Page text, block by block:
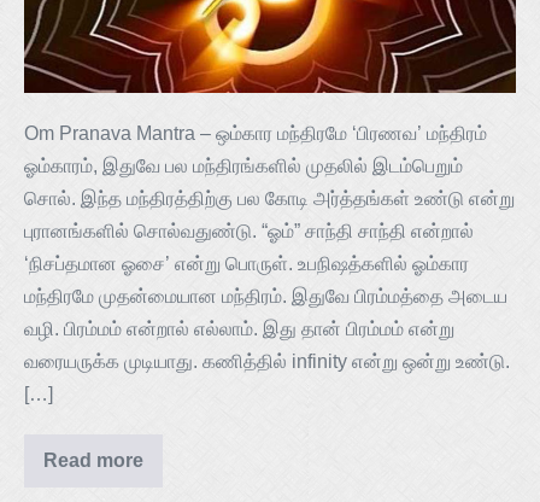
Om Pranava Mantra – ஒம்கார மந்திரமே ‘பிரணவ’ மந்திரம்
ஓம்காரம், இதுவே பல மந்திரங்களில் முதலில் இடம்பெறும்
சொல். இந்த மந்திரத்திற்கு பல கோடி அர்த்தங்கள் உண்டு என்று
புரானங்களில் சொல்வதுண்டு. “ஓம்” சாந்தி சாந்தி என்றால்
‘நிசப்தமான ஓசை’ என்று பொருள். உபநிஷத்களில் ஓம்கார
மந்திரமே முதன்மையான மந்திரம். இதுவே பிரம்மத்தை அடைய
வழி. பிரம்மம் என்றால் எல்லாம். இது தான் பிரம்மம் என்று
வரையருக்க முடியாது. கணித்தில் infinity என்று ஒன்று உண்டு.
[…]
Read more